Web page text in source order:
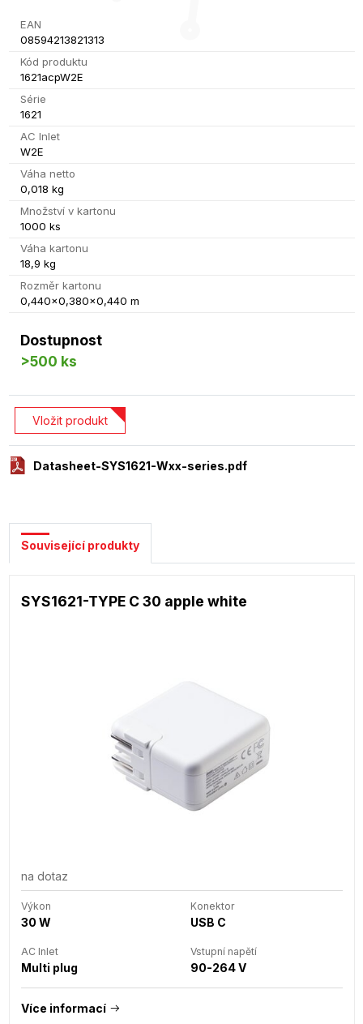
EAN
08594213821313
Kód produktu
1621acpW2E
Série
1621
AC Inlet
W2E
Váha netto
0,018 kg
Množství v kartonu
1000 ks
Váha kartonu
18,9 kg
Rozměr kartonu
0,440x0,380x0,440 m
Dostupnost
>500 ks
Datasheet-SYS1621-Wxx-series.pdf
Vložit produkt
Související produkty
SYS1621-TYPE C 30 apple white
na dotaz
Výkon
30 W
Konektor
USB C
AC Inlet
Multi plug
Vstupní napětí
90-264 V
Více informací